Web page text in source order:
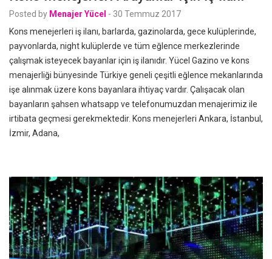
Posted by Menajer Yücel - 30 Temmuz 2017
Kons menejerleri iş ilanı, barlarda, gazinolarda, gece kulüplerinde,
payvonlarda, night kulüplerde ve tüm eğlence merkezlerinde
çalışmak isteyecek bayanlar için iş ilanıdır. Yücel Gazino ve kons
menajerliği bünyesinde Türkiye geneli çeşitli eğlence mekanlarında
işe alınmak üzere kons bayanlara ihtiyaç vardır. Çalışacak olan
bayanların şahsen whatsapp ve telefonumuzdan menajerimiz ile
irtibata geçmesi gerekmektedir. Kons menejerleri Ankara, İstanbul,
İzmir, Adana,